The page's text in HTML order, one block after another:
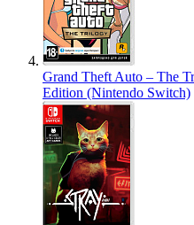
Grand Theft Auto – The
Edition (Nintendo Switch)